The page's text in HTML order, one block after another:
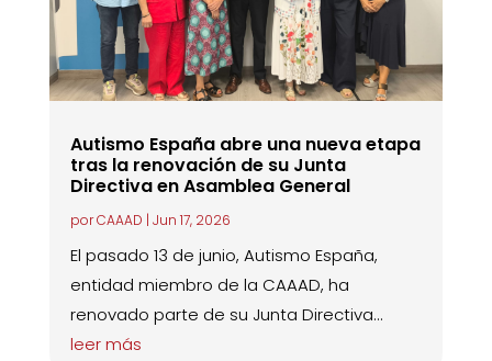
Autismo España abre una nueva etapa
tras la renovación de su Junta
Directiva en Asamblea General
porCAAAD | Jun 17, 2026
El pasado 13 de junio, Autismo España,
entidad miembro de la CAAAD, ha
renovado parte de su Junta Directiva...
leer más